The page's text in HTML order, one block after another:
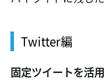
Twitter編
固定ツイートを活用